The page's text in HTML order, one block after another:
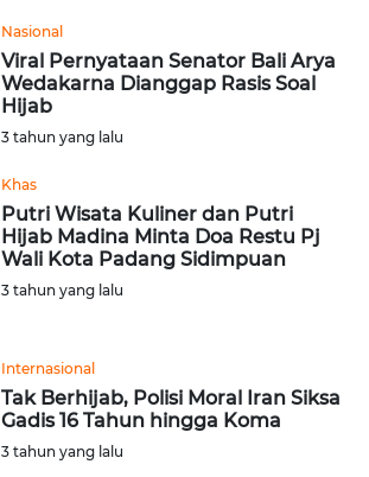
Nasional
Viral Pernyataan Senator Bali Arya
Wedakarna Dianggap Rasis Soal
Hijab
3 tahun yang lalu
Khas
Putri Wisata Kuliner dan Putri
Hijab Madina Minta Doa Restu Pj
Wali Kota Padang Sidimpuan
3 tahun yang lalu
Internasional
Tak Berhijab, Polisi Moral Iran Siksa
Gadis 16 Tahun hingga Koma
3 tahun yang lalu